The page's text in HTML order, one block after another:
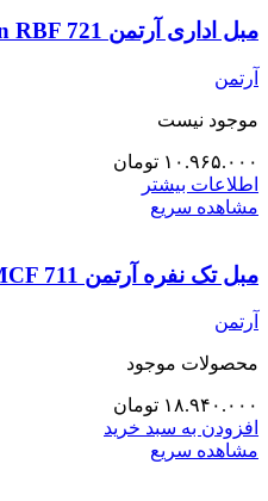
مبل اداری آرتمن Artman RBF 721
آرتمن
موجود نیست
۱۰.۹۶۵.۰۰۰ تومان
اطلاعات بیشتر
مشاهده سریع
مبل تک نفره آرتمن Artman MCF 711
آرتمن
محصولات موجود
۱۸.۹۴۰.۰۰۰ تومان
افزودن به سبد خرید
مشاهده سریع